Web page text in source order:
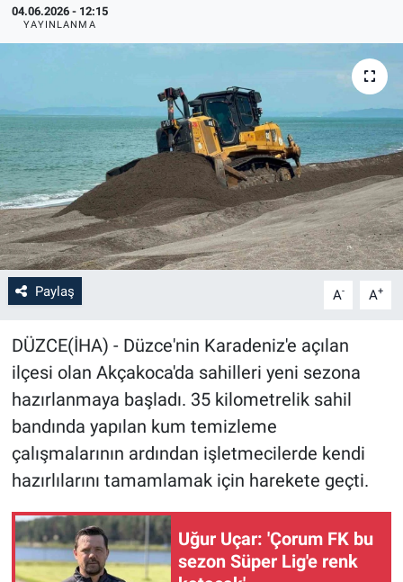
04.06.2026 - 12:15
YAYINLANMA
Paylaş A- A+
DÜZCE(İHA) - Düzce'nin Karadeniz'e açılan
ilçesi olan Akçakoca'da sahilleri yeni sezona
hazırlanmaya başladı. 35 kilometrelik sahil
bandında yapılan kum temizleme
çalışmalarının ardından işletmecilerde kendi
hazırlılarını tamamlamak için harekete geçti.
Uğur Uçar: 'Çorum FK bu
sezon Süper Lig'e renk